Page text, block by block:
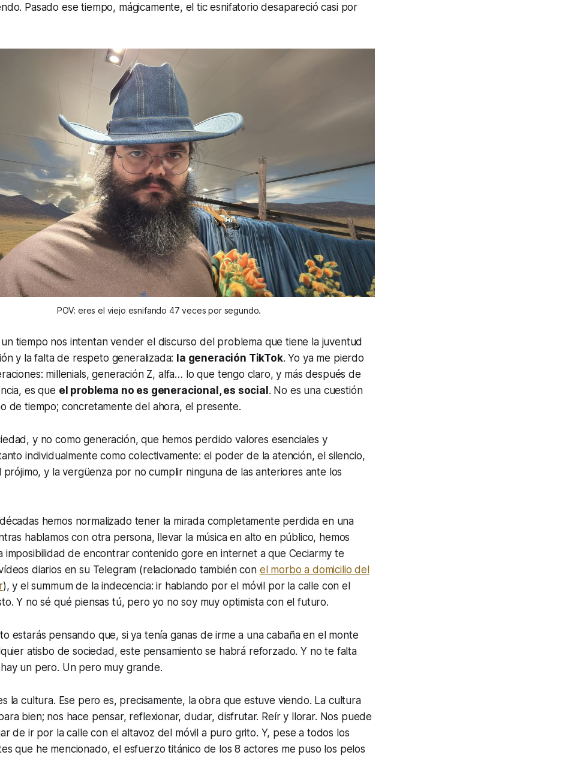
Pasado ese tiempo, mágicamente, el ticesnifatorio desapareció casi por
POV: eres el viejo esnifando 47 veces por segundo.
tiempo nos intentan vender el discurso del problema que tiene la juventud
y la falta de respeto generalizada: la generación TikTok. Yo ya me pierdo
millenials,generación Z, alfa… lo que tengo claro, y más después de
es que el problema no es generacional, es social. No es una cuestión
de tiempo; concretamente del ahora, el presente.
y no como generación, que hemos perdido valores esenciales y
individualmente como colectivamente: el poder de la atención, el silencio,
y la vergüenza por no cumplir ninguna de las anteriores ante los
hemos normalizado tener la mirada completamente perdida en una
hablamos con otra persona, llevar la música en alto en público, hemos
imposibilidad de encontrar contenido gore en internet a que Ceciarmy te
diarios en su Telegram (relacionado también con el morbo a domicilio del
), y elsummumde la indecencia: ir hablando por el móvil por la calle con el
Y no sé qué piensas tú, pero yo no soy muy optimista con el futuro.
estarás pensando que, si ya tenía ganas de irme a una cabaña en el monte
atisbo de sociedad, este pensamiento se habrá reforzado. Y no te falta
un pero. Un pero muy grande.
la cultura. Ese pero es, precisamente, la obra que estuve viendo. La cultura
bien; nos hace pensar, reflexionar, dudar, disfrutar. Reír y llorar. Nos puede
de ir por la calle con el altavoz del móvil a puro grito. Y, pese a todos los
que he mencionado, el esfuerzo titánico de los 8 actores me puso los pelos